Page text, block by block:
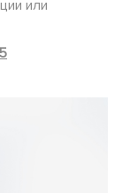
или